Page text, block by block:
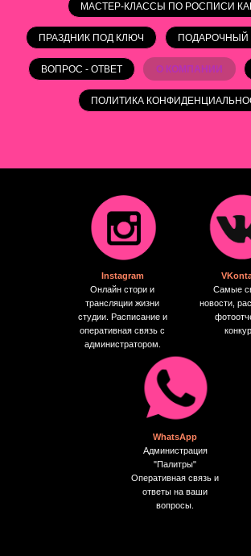
МАСТЕР-КЛАССЫ ПО РОСПИСИ
ПРАЗДНИК ПОД КЛЮЧ ПОДАРОЧНЫЙ
ВОПРОС - ОТВЕТ О КОМПАНИИ
ПОЛИТИКА
Instagram
Онлайн стори и
трансляции жизни
студии. Расписание и
оперативная связь с
администратором.
Самые
новости,
WhatsApp
Администрация
"Палитры"
Оперативная связь и
ответы на ваши
вопросы.